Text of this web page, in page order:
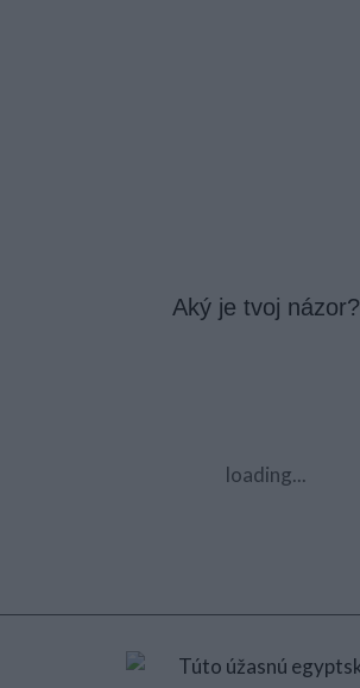
Aký je tvoj názor?
loading...